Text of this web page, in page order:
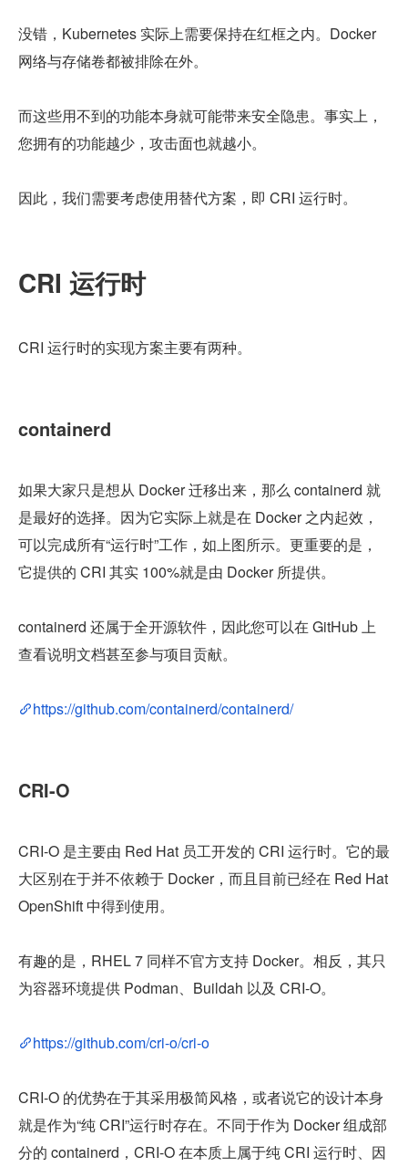
没错，Kubernetes 实际上需要保持在红框之内。Docker
网络与存储卷都被排除在外。
而这些用不到的功能本身就可能带来安全隐患。事实上，
您拥有的功能越少，攻击面也就越小。
因此，我们需要考虑使用替代方案，即 CRI 运行时。
CRI 运行时
CRI 运行时的实现方案主要有两种。
containerd
如果大家只是想从 Docker 迁移出来，那么 containerd 就
是最好的选择。因为它实际上就是在 Docker 之内起效，
可以完成所有“运行时”工作，如上图所示。更重要的是，
它提供的 CRI 其实 100%就是由 Docker 所提供。
containerd 还属于全开源软件，因此您可以在 GitHub 上
查看说明文档甚至参与项目贡献。
https://github.com/containerd/containerd/
CRI-O
CRI-O 是主要由 Red Hat 员工开发的 CRI 运行时。它的最
大区别在于并不依赖于 Docker，而且目前已经在 Red Hat
OpenShift 中得到使用。
有趣的是，RHEL 7 同样不官方支持 Docker。相反，其只
为容器环境提供 Podman、Buildah 以及 CRI-O。
https://github.com/cri-o/cri-o
CRI-O 的优势在于其采用极简风格，或者说它的设计本身
就是作为“纯 CRI”运行时存在。不同于作为 Docker 组成部
分的 containerd，CRI-O 在本质上属于纯 CRI 运行时、因